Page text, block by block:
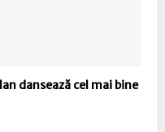
dansează cel mai bine